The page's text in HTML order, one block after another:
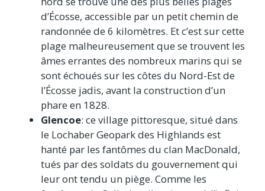
d’Écosse, accessible par un petit chemin de
randonnée de 6 kilomètres. Et c’est sur cette
plage malheureusement que se trouvent les
âmes errantes des nombreux marins qui se
sont échoués sur les côtes du Nord-Est de
l’Écosse jadis, avant la construction d’un
phare en 1828.
Glencoe: ce village pittoresque, situé dans
le Lochaber Geopark des Highlands est
hanté par les fantômes du clan MacDonald,
tués par des soldats du gouvernement qui
leur ont tendu un piège. Comme les